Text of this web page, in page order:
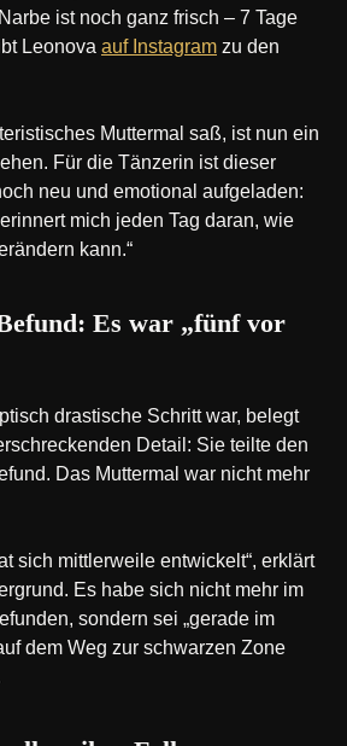
ist noch ganz frisch – 7 Tage
Leonova auf Instagram zu den
Muttermal saß, ist nun ein
Für die Tänzerin ist dieser
neu und emotional aufgeladen:
mich jeden Tag daran, wie
kann.“
Es war „fünf vor
drastische Schritt war, belegt
Detail: Sie teilte den
Das Muttermal war nicht mehr
sich mittlerweile entwickelt“, erklärt
Es habe sich nicht mehr im
sondern sei „gerade im
dem Weg zur schwarzen Zone